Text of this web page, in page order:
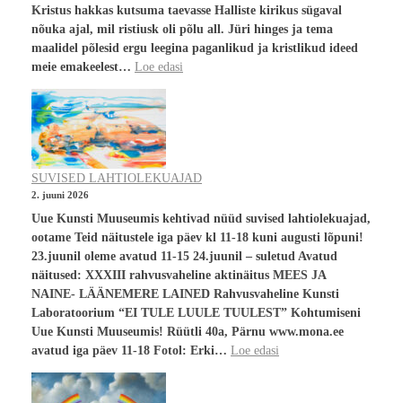
Kristus hakkas kutsuma taevasse Halliste kirikus sügaval
nõuka ajal, mil ristiusk oli põlu all. Jüri hinges ja tema
maalidel põlesid ergu leegina paganlikud ja kristlikud ideed
meie emakeelest… Loe edasi
SUVISED LAHTIOLEKUAJAD
2. juuni 2026
Uue Kunsti Muuseumis kehtivad nüüd suvised lahtiolekuajad,
ootame Teid näitustele iga päev kl 11-18 kuni augusti lõpuni!
23.juunil oleme avatud 11-15 24.juunil – suletud Avatud
näitused: XXXIII rahvusvaheline aktinäitus MEES JA
NAINE- LÄÄNEMERE LAINED Rahvusvaheline Kunsti
Laboratoorium “EI TULE LUULE TUULEST” Kohtumiseni
Uue Kunsti Muuseumis! Rüütli 40a, Pärnu www.mona.ee
avatud iga päev 11-18 Fotol: Erki… Loe edasi